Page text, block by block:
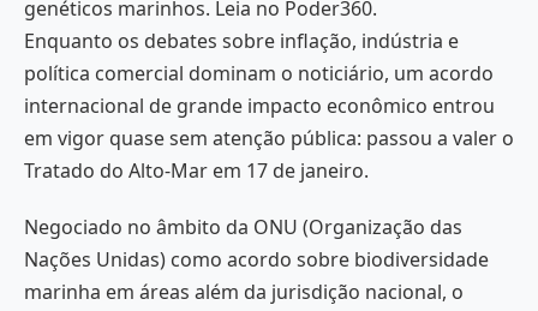
genéticos marinhos. Leia no Poder360.
Enquanto os debates sobre inflação, indústria e
política comercial dominam o noticiário, um acordo
internacional de grande impacto econômico entrou
em vigor quase sem atenção pública: passou a valer o
Tratado do Alto-Mar em 17 de janeiro.
Negociado no âmbito da ONU (Organização das
Nações Unidas) como acordo sobre biodiversidade
marinha em áreas além da jurisdição nacional, o